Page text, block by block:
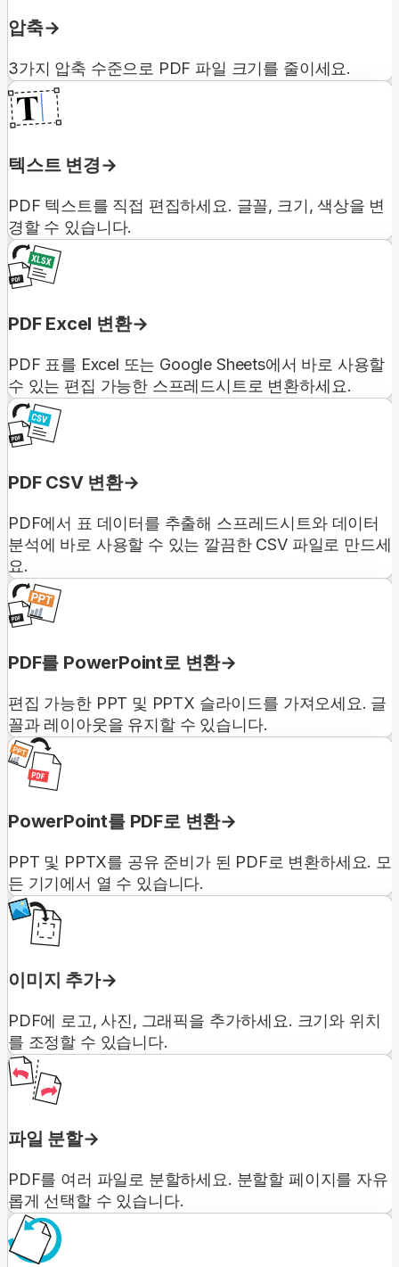
압축
3가지 압축 수준으로 PDF 파일 크기를 줄이세요.
텍스트 변경
PDF 텍스트를 직접 편집하세요. 글꼴, 크기, 색상을 변
경할 수 있습니다.
PDF Excel 변환
PDF 표를 Excel 또는 Google Sheets에서 바로 사용할
수 있는 편집 가능한 스프레드시트로 변환하세요.
PDF CSV 변환
PDF에서 표 데이터를 추출해 스프레드시트와 데이터
분석에 바로 사용할 수 있는 깔끔한 CSV 파일로 만드세
요.
PDF를 PowerPoint로 변환
편집 가능한 PPT 및 PPTX 슬라이드를 가져오세요. 글
꼴과 레이아웃을 유지할 수 있습니다.
PowerPoint를 PDF로 변환
PPT 및 PPTX를 공유 준비가 된 PDF로 변환하세요. 모
든 기기에서 열 수 있습니다.
이미지 추가
PDF에 로고, 사진, 그래픽을 추가하세요. 크기와 위치
를 조정할 수 있습니다.
파일 분할
PDF를 여러 파일로 분할하세요. 분할할 페이지를 자유
롭게 선택할 수 있습니다.